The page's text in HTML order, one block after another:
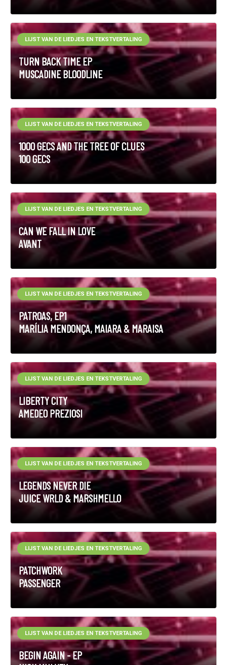
TURN BACK TIME EP
MUSCADINE BLOODLINE
LIJST VAN DE LIEDJES EN TEKSTVERTALING
1000 GECS AND THE TREE OF CLUES
100 GECS
LIJST VAN DE LIEDJES EN TEKSTVERTALING
CAN WE FALL IN LOVE
AVANT
LIJST VAN DE LIEDJES EN TEKSTVERTALING
PATROAS, EP1
MARÍLIA MENDONÇA, MAIARA & MARAISA
LIJST VAN DE LIEDJES EN TEKSTVERTALING
LIBERTY CITY
AMEDEO PREZIOSI
LIJST VAN DE LIEDJES EN TEKSTVERTALING
LEGENDS NEVER DIE
JUICE WRLD & MARSHMELLO
LIJST VAN DE LIEDJES EN TEKSTVERTALING
PATCHWORK
PASSENGER
LIJST VAN DE LIEDJES EN TEKSTVERTALING
BEGIN AGAIN - EP
LIJST VAN DE LIEDJES EN TEKSTVERTALING